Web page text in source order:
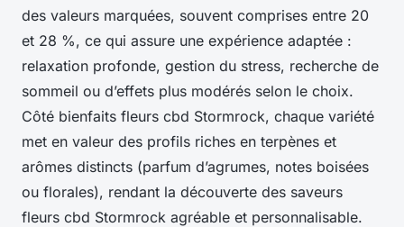
des valeurs marquées, souvent comprises entre 20
et 28 %, ce qui assure une expérience adaptée :
relaxation profonde, gestion du stress, recherche de
sommeil ou d’effets plus modérés selon le choix.
Côté bienfaits fleurs cbd Stormrock, chaque variété
met en valeur des profils riches en terpènes et
arômes distincts (parfum d’agrumes, notes boisées
ou florales), rendant la découverte des saveurs
fleurs cbd Stormrock agréable et personnalisable.